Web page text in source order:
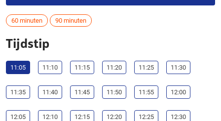
60 minuten 90 minuten
Tijdstip
11:05 11:10 11:15 11:20 11:25 11:30
11:35 11:40 11:45 11:50 11:55 12:00
12:05 12:10 12:15 12:20 12:25 12:30